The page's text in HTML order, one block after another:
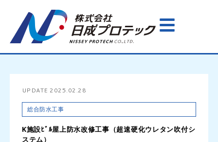
UPDATE 2025.02.28
総合防水工事
K施設ﾋﾞﾙ屋上防水改修工事（超速硬化ウレタン吹付シ
ステム）